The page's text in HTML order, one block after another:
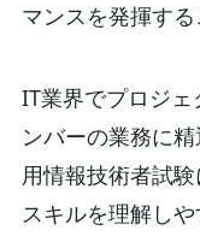
マンスを発揮する
IT業界でプロジ
ンバーの業務に
用情報技術者試
スキルを理解し